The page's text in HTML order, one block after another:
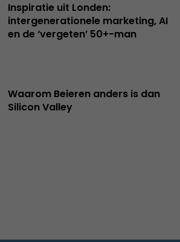
Inspiratie uit Londen:
intergenerationele marketing, AI
en de ‘vergeten’ 50+-man
Waarom Beieren anders is dan
Silicon Valley